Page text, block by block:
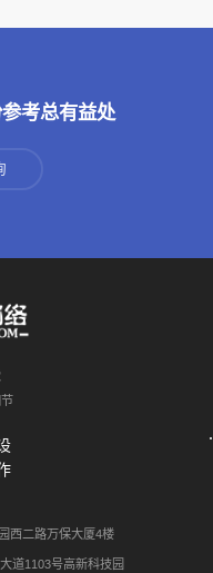
考总有益处
西二路万保大厦4楼
道1103号高新科技园